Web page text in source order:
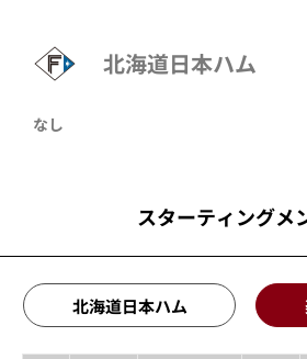
北海道日本ハム
なし
スターティングメ
北海道日本ハム